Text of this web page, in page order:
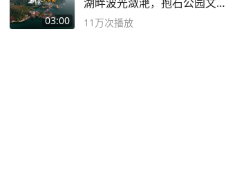
03:00
深邃……
11万次播放